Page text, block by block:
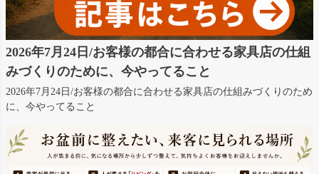
2026年7月24日/お客様の都合に合わせる家具店の仕組
みづくりのために、今やってること
2026年7月24日/お客様の都合に合わせる家具店の仕組みづくりのため
に、今やってること